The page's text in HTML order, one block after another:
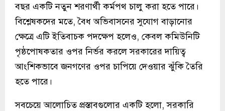
বছর একটি নতুন শরণার্থী কর্মপথ চালু করা হতে পারে।
বিশ্লেষকদের মতে, বৈধ অভিবাসনের সুযোগ বাড়ানোর
ক্ষেত্রে এটি ইতিবাচক পদক্ষেপ হলেও, কেবল কমিউনিটি
পৃষ্ঠপোষকতার ওপর নির্ভর করলে সরকারের দায়িত্ব
আংশিকভাবে জনগণের ওপর চাপিয়ে দেওয়ার ঝুঁকি তৈরি
হতে পারে।
সবচেয়ে আলোচিত প্রস্তাবগুলোর একটি হলো, সরকারি